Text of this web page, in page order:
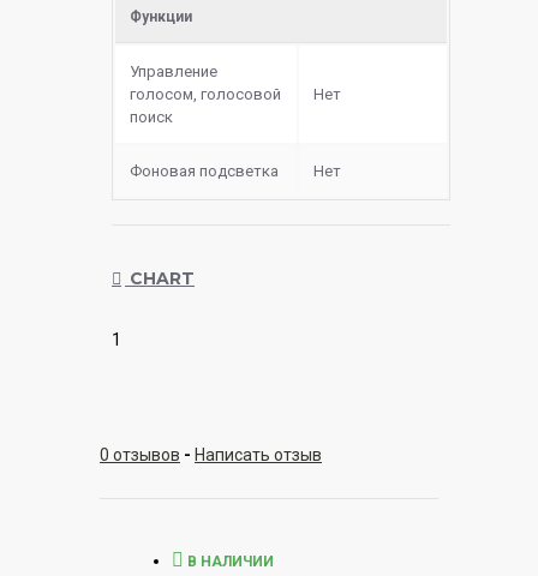
Функции
Управление
голосом, голосовой
поиск
Нет
Фоновая подсветка Нет
CHART
1
0 отзывов - Написать отзыв
В НАЛИЧИИ